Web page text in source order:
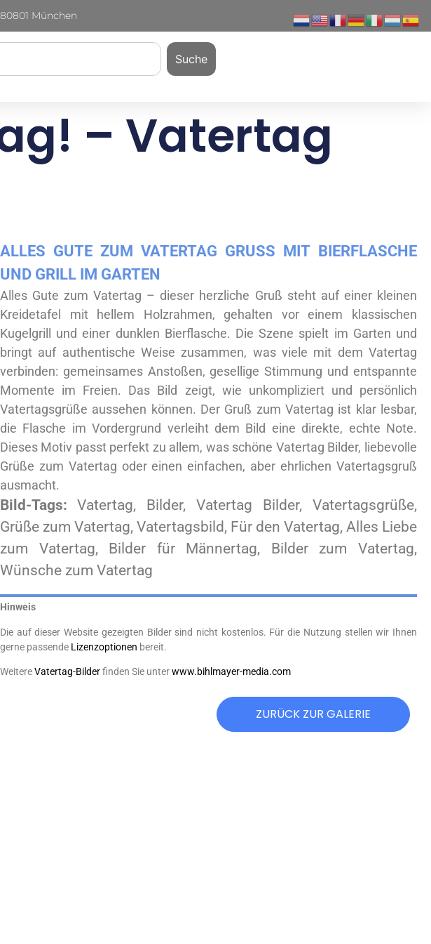
München
Suche
– Vatertag
ALLES GUTE ZUM VATERTAG GRUSS MIT BIERFLASCHE U
ND GRILL IM GARTEN
Alles Gute zum Vatertag – dieser herzliche Gruß steht auf einer kleinen
Kreidetafel mit hellem Holzrahmen, gehalten vor einem klassischen
Kugelgrill und einer dunklen Bierflasche. Die Szene spielt im Garten und
bringt auf authentische Weise zusammen, was viele mit dem Vatertag
verbinden: gemeinsames Anstoßen, gesellige Stimmung und entspannte
Momente im Freien. Das Bild zeigt, wie unkompliziert und persönlich
Vatertagsgrüße aussehen können. Der Gruß zum Vatertag ist klar lesbar,
die Flasche im Vordergrund verleiht dem Bild eine direkte, echte Note.
Dieses Motiv passt perfekt zu allem, was schöne Vatertag Bilder, liebevolle
Grüße zum Vatertag oder einen einfachen, aber ehrlichen Vatertagsgruß
ausmacht.
Bild-Tags: Vatertag, Bilder, Vatertag Bilder, Vatertagsgrüße,
Grüße zum Vatertag, Vatertagsbild, Für den Vatertag, Alles Liebe
zum Vatertag, Bilder für Männertag, Bilder zum Vatertag,
Wünsche zum Vatertag
Hinweis
Die auf dieser Website gezeigten Bilder sind nicht kostenlos. Für die Nutzung stellen wir Ihnen
gerne passende Lizenzoptionen bereit.
WeitereVatertag-Bilderfinden Sie unterwww.bihlmayer-media.com
ZURÜCK ZUR GALERIE